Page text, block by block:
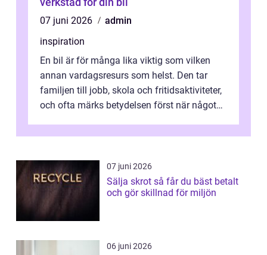
07 juni 2026
admin
inspiration
En bil är för många lika viktig som vilken
annan vardagsresurs som helst. Den tar
familjen till jobb, skola och fritidsaktiviteter,
och ofta märks betydelsen först när något
07 juni 2026
Sälja skrot så får du bäst betalt
och gör skillnad för miljön
06 juni 2026